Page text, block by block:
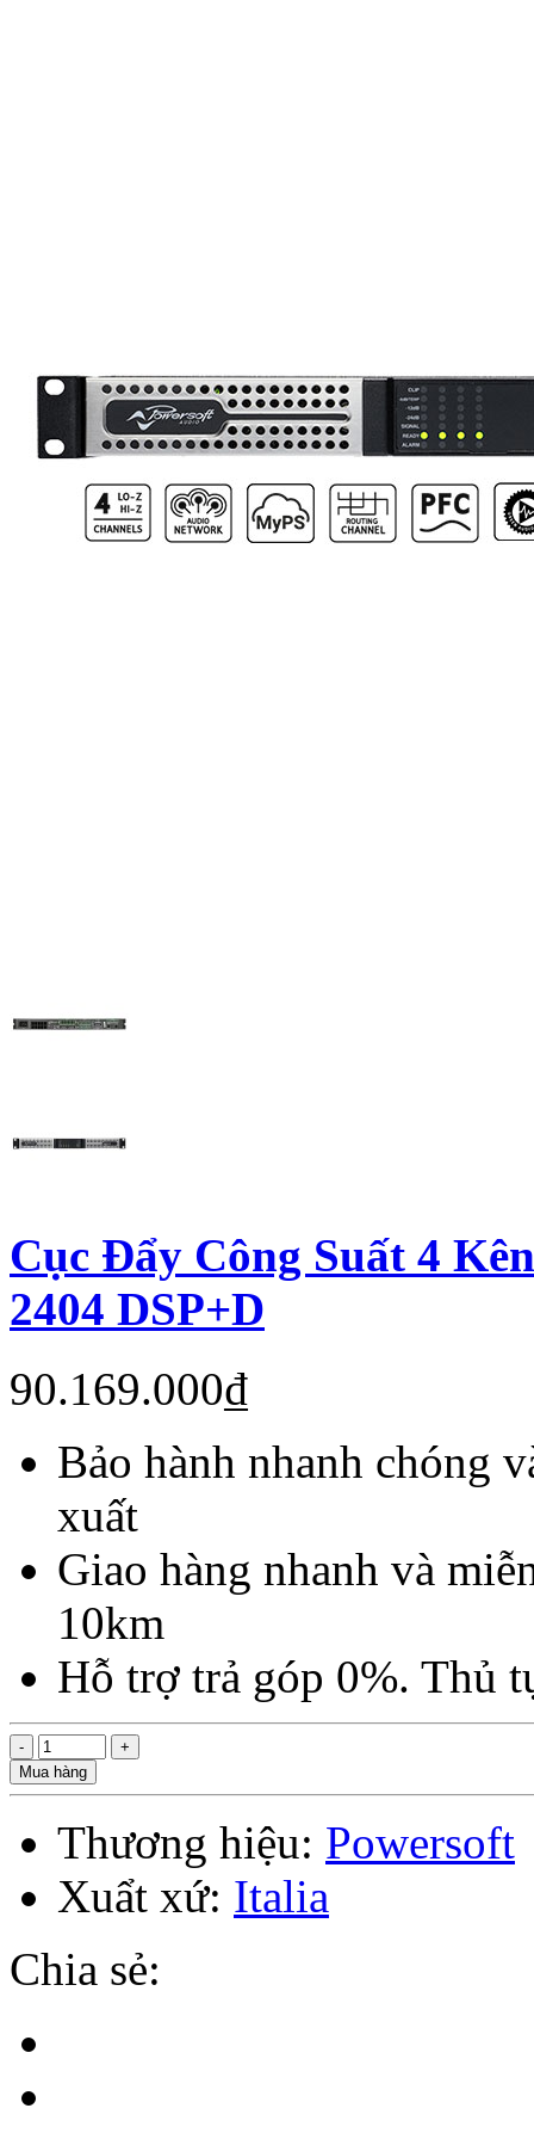
Cục Đẩy Công Suất 4
2404 DSP+D
90.169.000₫
Bảo hành nhanh chóng
xuất
Giao hàng nhanh và
10km
Hỗ trợ trả góp 0%. Thủ
Mua hàng
Thương hiệu: Powersoft
Xuẩt xứ: Italia
Chia sẻ: